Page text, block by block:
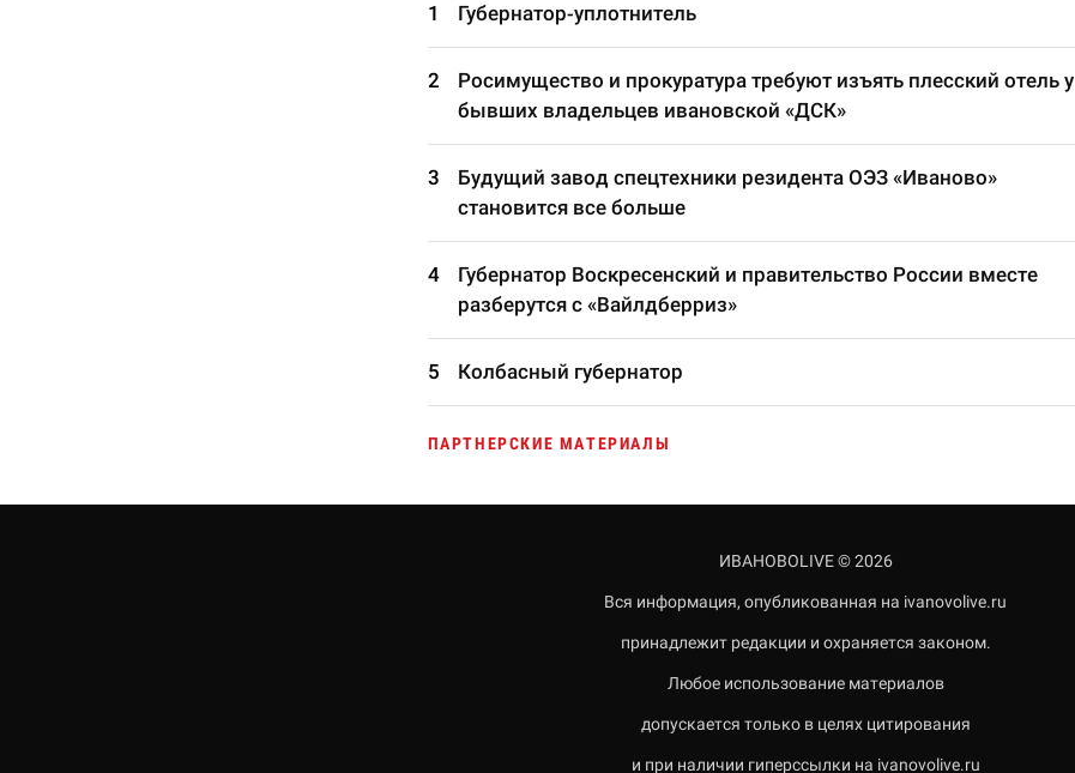
Губернатор-уплотнитель
Росимущество и прокуратура требуют изъять плесский отель у
бывших владельцев ивановской «ДСК»
Будущий завод спецтехники резидента ОЭЗ «Иваново»
становится все больше
Губернатор Воскресенский и правительство России вместе
разберутся с «Вайлдберриз»
Колбасный губернатор
ПАРТНЕРСКИЕ МАТЕРИАЛЫ
ИВАНОВОLIVE © 2026
Вся информация, опубликованная на ivanovolive.ru
принадлежит редакции и охраняется законом.
Любое использование материалов
допускается только в целях цитирования
и при наличии гиперссылки на ivanovolive.ru